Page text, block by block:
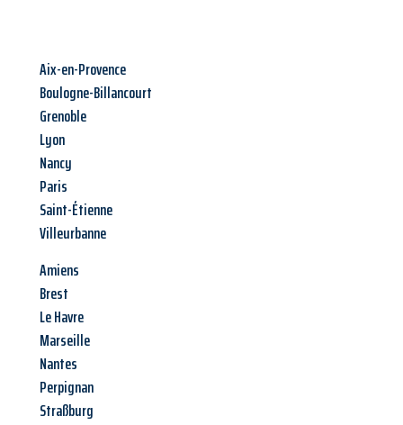
Aix-en-Provence
Boulogne-Billancourt
Grenoble
Lyon
Nancy
Paris
Saint-Étienne
Villeurbanne
Amiens
Brest
Le Havre
Marseille
Nantes
Perpignan
Straßburg